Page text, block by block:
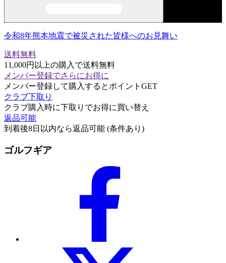
令和8年熊本地震で被災された皆様へのお見舞い
送料無料
11,000円以上の購入で送料無料
メンバー登録でさらにお得に
メンバー登録して購入するとポイントGET
クラブ下取り
クラブ購入時に下取りでお得に買い替え
返品可能
到着後8日以内なら返品可能 (条件あり)
ゴルフギア